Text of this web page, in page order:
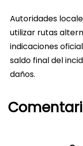
Autoridades
utilizar rutas
indicaciones
saldo final del
daños.